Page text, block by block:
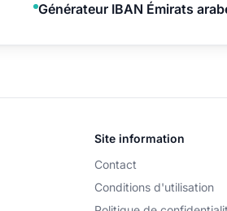
Générateur IBAN Émirats
Site information
Contact
Conditions d'utilisation